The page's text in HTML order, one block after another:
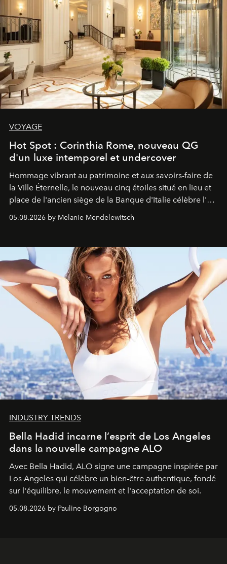
VOYAGE
Hot Spot : Corinthia Rome, nouveau QG
d'un luxe intemporel et undercover
Hommage vibrant au patrimoine et aux savoirs-faire de
la Ville Éternelle, le nouveau cinq étoiles situé en lieu et
place de l'ancien siège de la Banque d'Italie célèbre l'art
de vivre Romain dans toute son élégance intemporelle.
05.08.2026 by Melanie Mendelewitsch
INDUSTRY TRENDS
Bella Hadid incarne l’esprit de Los Angeles
dans la nouvelle campagne ALO
Avec Bella Hadid, ALO signe une campagne inspirée par
Los Angeles qui célèbre un bien-être authentique, fondé
sur l'équilibre, le mouvement et l'acceptation de soi.
05.08.2026 by Pauline Borgogno